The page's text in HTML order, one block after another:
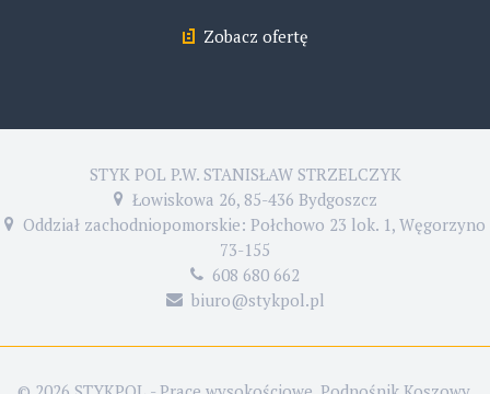
Zobacz ofertę
STYK POL P.W. STANISŁAW STRZELCZYK
Łowiskowa 26, 85-436 Bydgoszcz
Oddział zachodniopomorskie: Połchowo 23 lok. 1, Węgorzyno
73-155
608 680 662
biuro@stykpol.pl